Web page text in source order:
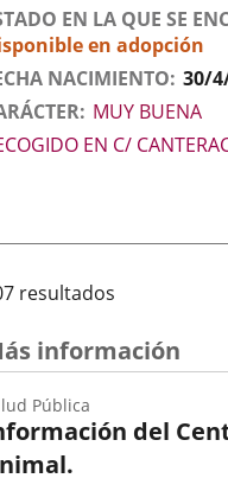
EN LA QUE SE
en adopción
NACIMIENTO 30/
MUY BUENA
EN C/
resultados
información
del
Pública